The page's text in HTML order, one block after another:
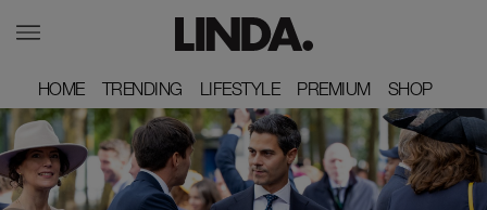
HOME
HOME TRENDING
TRENDING LIFESTYLE
LIFESTYLE PREMIUM
PREMIUM SHOP
SHOP